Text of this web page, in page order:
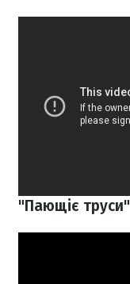
"Пающіє труси"